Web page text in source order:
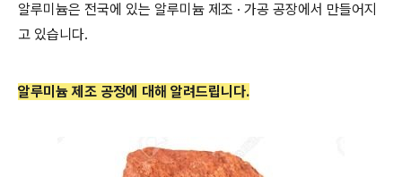
알루미늄은 전국에 있는 알루미늄 제조 · 가공 공장에서 만들어지
고 있습니다.
알루미늄 제조 공정에 대해 알려드립니다.